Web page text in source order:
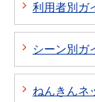
利用者別ガ
シーン別ガ
ねんきんネ